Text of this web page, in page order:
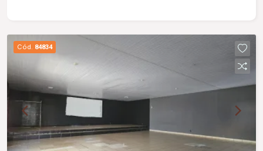
de lazer e confraternização. O apartamento
dispõe ainda de elevador e 02 vagas de
Cód. 84834